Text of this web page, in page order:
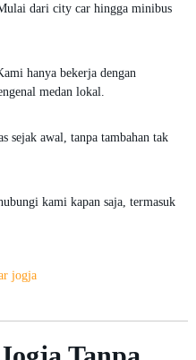
dari city car hingga minibus
hanya bekerja dengan
medan lokal.
sejak awal, tanpa tambahan tak
kami kapan saja, termasuk